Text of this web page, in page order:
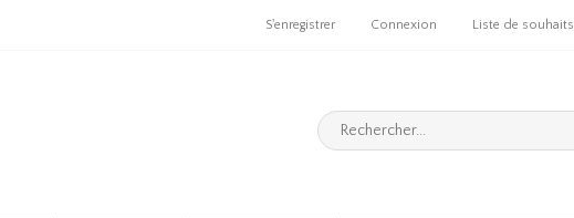
S'enregistrer Connexion Liste de souhaits